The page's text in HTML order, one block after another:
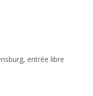
entrée libre